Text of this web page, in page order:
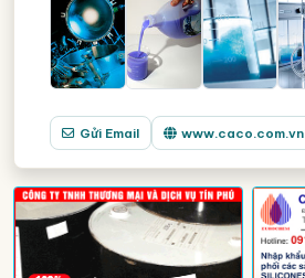
Gửi Email www.caco.com.vn